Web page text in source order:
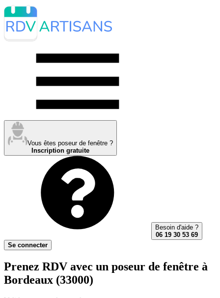
Vous êtes poseur de fenêtre ?
Inscription gratuite
Besoin d'aide ?
06 19 30 53 69
Se connecter
Prenez RDV avec un poseur de fenêtre à
Bordeaux (33000)